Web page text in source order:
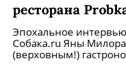
ресторана
Эпохальное интервью
Собака.ru Яны
(верховным!)